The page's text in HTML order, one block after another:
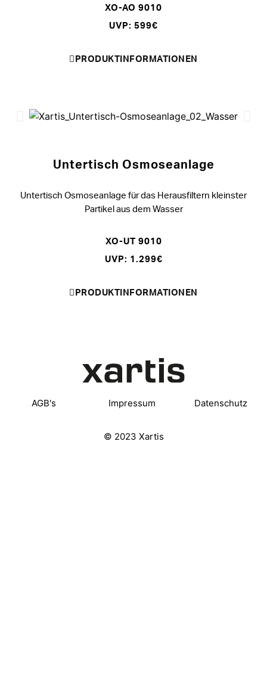
XO-AO 9010
UVP: 599€
PRODUKTINFORMATIONEN
Untertisch Osmoseanlage
Untertisch Osmoseanlage für das Herausfiltern kleinster
Partikel aus dem Wasser
XO-UT 9010
UVP: 1.299€
PRODUKTINFORMATIONEN
AGB's Impressum Datenschutz
© 2023 Xartis